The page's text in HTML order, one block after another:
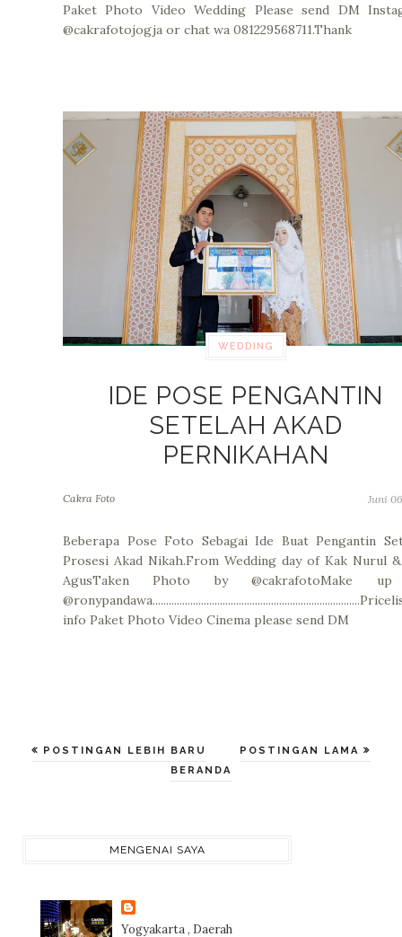
Paket Photo Video Wedding Please send DM
@cakrafotojogja or chat wa 081229568711.Thank
WEDDING
IDE POSE PENGANTIN
SETELAH AKAD
PERNIKAHAN
Cakra Foto Juni
Beberapa Pose Foto Sebagai Ide Buat Pengantin
Prosesi Akad Nikah.From Wedding day of Kak Nurul
AgusTaken Photo by @cakrafotoMake
info Paket Photo Video Cinema please send DM
POSTINGAN LEBIH BARU
POSTINGAN LAMA
BERANDA
MENGENAI SAYA
Yogyakarta , Daerah